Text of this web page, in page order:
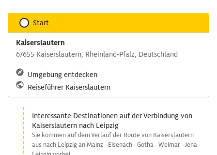
Start
Kaiserslautern
67655 Kaiserslautern, Rheinland-Pfalz, Deutschland
Umgebung entdecken
Reiseführer Kaiserslautern
Interessante Destinationen auf der Verbindung von
Kaiserslautern nach Leipzig
Sie kommen auf dem Verlauf der Route von Kaiserslautern
aus nach Leipzig an Mainz - Eisenach - Gotha - Weimar - Jena -